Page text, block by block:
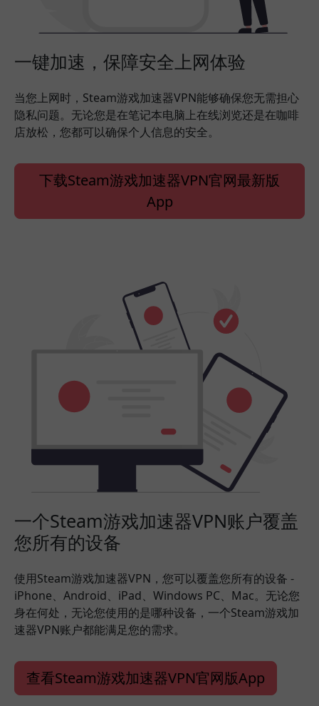
一键加速，保障安全上网体验
当您上网时，Steam游戏加速器VPN能够确保您无需担心
隐私问题。无论您是在笔记本电脑上在线浏览还是在咖啡
店放松，您都可以确保个人信息的安全。
下载Steam游戏加速器VPN官网最新版
App
一个Steam游戏加速器VPN账户覆盖
您所有的设备
使用Steam游戏加速器VPN，您可以覆盖您所有的设备 -
iPhone、Android、iPad、Windows PC、Mac。无论您
身在何处，无论您使用的是哪种设备，一个Steam游戏加
速器VPN账户都能满足您的需求。
查看Steam游戏加速器VPN官网版App